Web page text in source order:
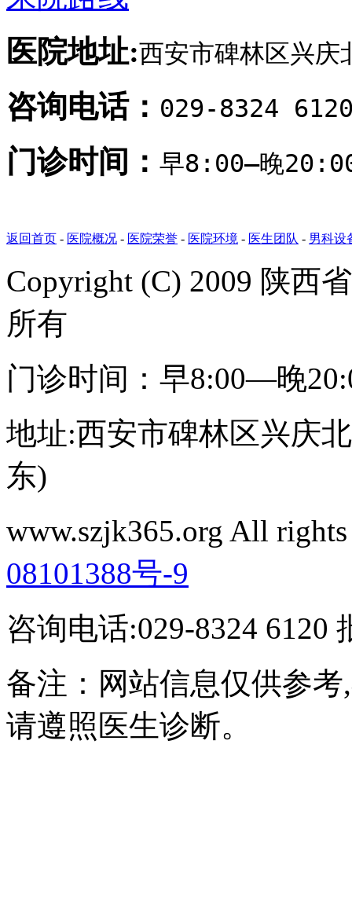
医院地址:西安市碑林区兴
咨询电话： 029-8324
门诊时间： 早8:00—晚
返回首页 - 医院概况 - 医院荣誉 - 医院环境 - 医生团队 - 男科设
Copyright (C) 2009 陕西
所有
门诊时间：早8:00—晚
地址:西安市碑林区兴庆
东)
www.szjk365.org All
08101388号-9
咨询电话:029-8324 6120
备注：网站信息仅供参
请遵照医生诊断。